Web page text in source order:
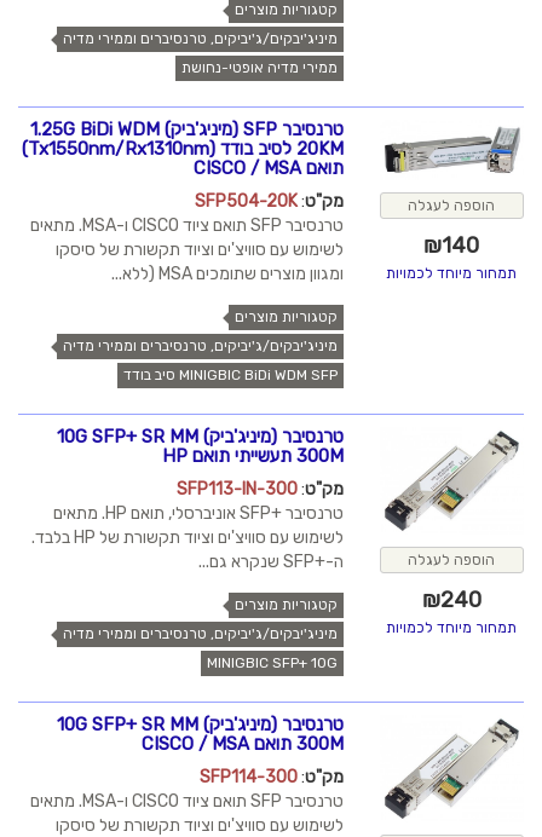
קטגוריות מוצרים
מיניג'יבקים/ג'יביקים, טרנסיברים וממירי מדיה
ממירי מדיה אופטי-נחושת
הוספה לעגלה
₪140
תמחור מיוחד לכמויות
טרנסיבר SFP (מיניג'ביק) 1.25G BiDi WDM
20KM לסיב בודד (Tx1550nm/Rx1310nm)
תואם CISCO / MSA
מק"ט:
SFP504-20K
טרנסיבר SFP תואם ציוד CISCO ו-MSA. מתאים
לשימוש עם סוויצ'ים וציוד תקשורת של סיסקו
ומגוון מוצרים שתומכים MSA (ללא...
קטגוריות מוצרים
מיניג'יבקים/ג'יביקים, טרנסיברים וממירי מדיה
MINIGBIC BiDi WDM SFP סיב בודד
הוספה לעגלה
₪240
תמחור מיוחד לכמויות
טרנסיבר (מיניג'ביק) 10G SFP+ SR MM
300M תעשייתי תואם HP
מק"ט:
SFP113-IN-300
טרנסיבר +SFP אוניברסלי, תואם HP. מתאים
לשימוש עם סוויצ'ים וציוד תקשורת של HP בלבד.
ה-+SFP שנקרא גם...
קטגוריות מוצרים
מיניג'יבקים/ג'יביקים, טרנסיברים וממירי מדיה
MINIGBIC SFP+ 10G
טרנסיבר (מיניג'ביק) 10G SFP+ SR MM
300M תואם CISCO / MSA
מק"ט:
SFP114-300
טרנסיבר SFP תואם ציוד CISCO ו-MSA. מתאים
לשימוש עם סוויצ'ים וציוד תקשורת של סיסקו